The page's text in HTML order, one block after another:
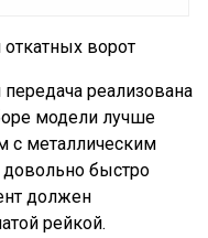
ворот
передача реализована
модели лучше
с металлическим
быстро
должен
рейкой.